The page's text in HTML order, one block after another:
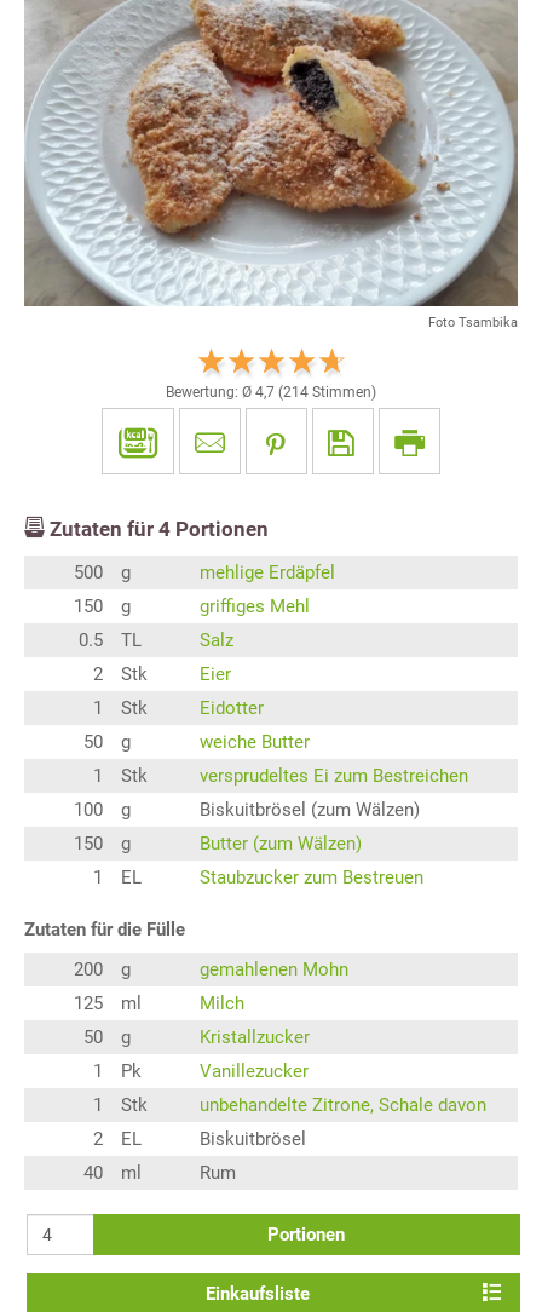
Foto Tsambika
Bewertung: Ø 4,7 (214 Stimmen)
Zutaten für 4 Portionen
500 g
mehlige Erdäpfel
150
g
griffiges Mehl
0.5
TL
Salz
2
Stk
Eier
1
Stk
Eidotter
50
g
weiche Butter
1
Stk
versprudeltes Ei zum Bestreichen
100
g
Biskuitbrösel (zum Wälzen)
150
g
Butter (zum Wälzen)
1
EL Staubzucker zum Bestreuen
Zutaten für die Fülle
200
g
gemahlenen Mohn
125
ml
Milch
50
g
Kristallzucker
1
Pk
Vanillezucker
1
Stk
unbehandelte Zitrone, Schale davon
2
EL
Biskuitbrösel
40
ml Rum
Portionen
Einkaufsliste